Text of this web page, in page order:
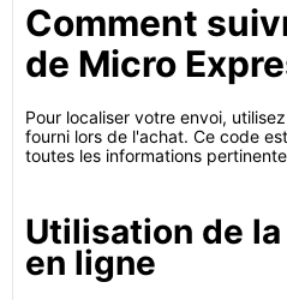
Comment
de Micro
Pour localiser votre envoi,
fourni lors de l'achat. Ce code
toutes les informations
Utilisation de
en ligne